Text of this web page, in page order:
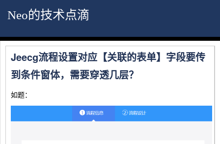
Neo的技术点滴
Jeecg流程设置对应【关联的表单】字段要传
到条件窗体，需要穿透几层？
如题：